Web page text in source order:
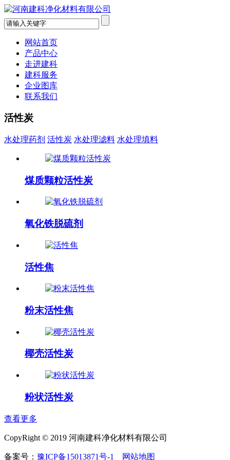
网站首页
产品中心
走进建科
建科服务
企业图库
联系我们
活性炭
水处理药剂 活性炭 水处理滤料 水处理填料
煤质颗粒活性炭
氧化铁脱硫剂
活性焦
粉末活性焦
椰壳活性炭
粉状活性炭
查看更多
CopyRight © 2019 河南建科净化材料有限公司
备案号： 豫ICP备15013871号-1 网站地图